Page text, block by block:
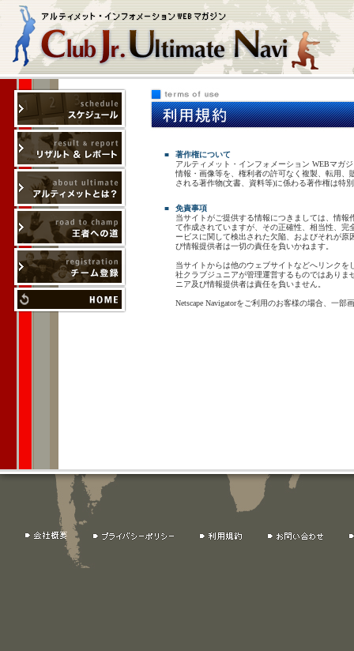
■
著作権について
アルティメット・インフォメーション WEBマガ
情報・画像等を、権利者の許可なく複製、転用
される著作物(文書、資料等)に係わる著作権は特
■
免責事項
当サイトがご提供する情報につきましては、情
て作成されていますが、その正確性、相当性、
ービスに関して検出された欠陥、およびそれが
び情報提供者は一切の責任を負いかねます。
当サイトからは他のウェブサイトなどへリンク
社クラブジュニアが管理運営するものではあり
ニア及び情報提供者は責任を負いません。
Netscape Navigatorをご利用のお客様の場合、一